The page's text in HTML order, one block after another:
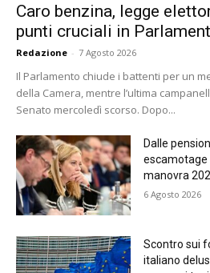
Caro benzina, legge
punti cruciali in
Redazione - 7 Agosto 2026
Il Parlamento chiude i battenti per un
della Camera, mentre l’ultima
Senato mercoledì scorso. Dopo...
Dalle
escamotage
manovra
6 Agosto 2026
Scontro sui
italiano